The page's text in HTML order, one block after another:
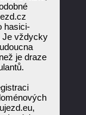
hasici-
Je vždycky
je draze